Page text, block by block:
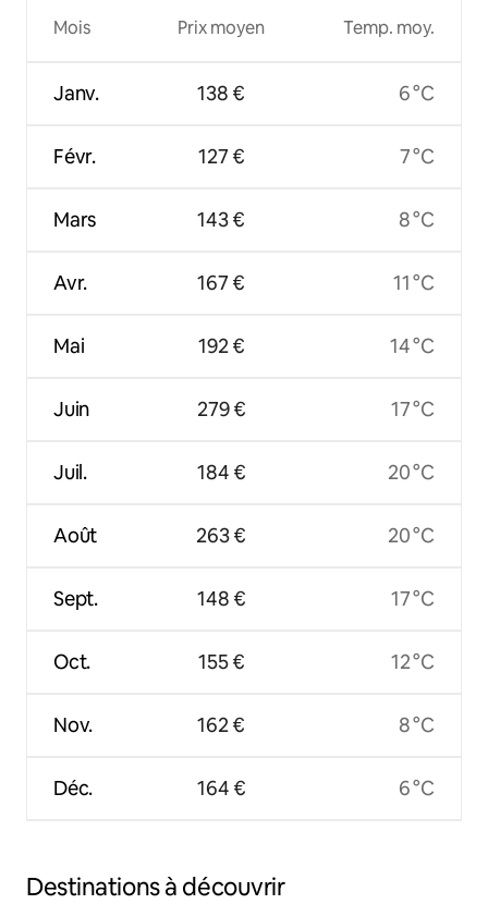
Mois
Janv.
Févr.
Mars
Avr.
Mai
Juin
Juil.
Août
Sept.
Oct.
Nov.
Déc.
Prix moyen
138 €
127 €
143 €
167 €
192 €
279 €
184 €
263 €
148 €
155 €
162 €
164 €
Temp. moy.
6 °C
7 °C
8 °C
11 °C
14 °C
17 °C
20 °C
20 °C
17 °C
12 °C
8 °C
6 °C
Destinations à découvrir